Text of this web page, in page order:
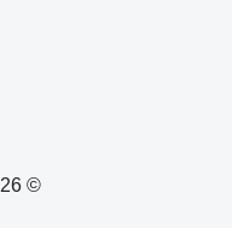
© 2026 Linemedia